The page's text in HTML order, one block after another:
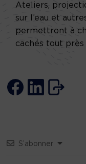
Ateliers,
sur l’eau et
permettront à
cachés tout près
S’abonner